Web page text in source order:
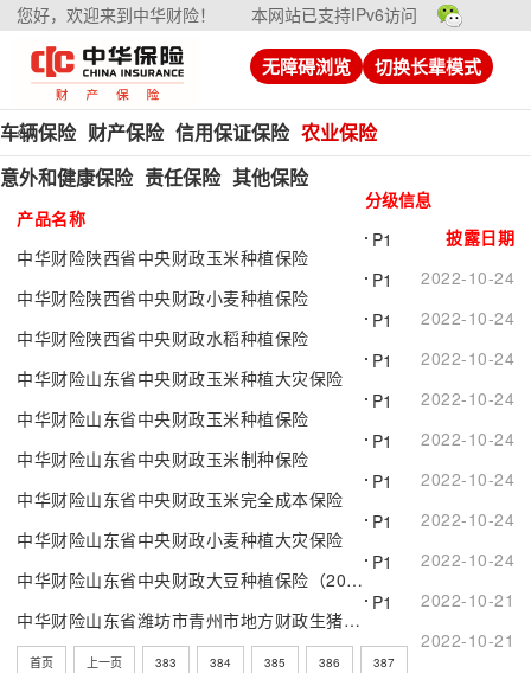
您好，欢迎来到中华财险！ 本网站已支持IPv6访问
无障碍浏览 切换长辈模式
车辆保险 财产保险 信用保证保险 农业保险
意外和健康保险 责任保险 其他保险
产品名称
分级信息
披露日期
中华财险陕西省中央财政玉米种植保险
P1
2022-10-24
中华财险陕西省中央财政小麦种植保险
P1
2022-10-24
中华财险陕西省中央财政水稻种植保险
P1
2022-10-24
中华财险山东省中央财政玉米种植大灾保险
P1
2022-10-24
中华财险山东省中央财政玉米种植保险
P1
2022-10-24
中华财险山东省中央财政玉米制种保险
P1
2022-10-24
中华财险山东省中央财政玉米完全成本保险
P1
2022-10-24
中华财险山东省中央财政小麦种植大灾保险
P1
2022-10-24
中华财险山东省中央财政大豆种植保险（2022版）
P1
2022-10-21
中华财险山东省潍坊市青州市地方财政生猪价格保险
P1
2022-10-21
首页 上一页 383 384 385 386
387